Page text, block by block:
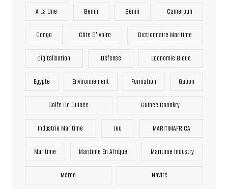
A La Une Bénin Bénin Cameroun
Congo Côte D'Ivoire Dictionnaire Maritime
Digitalisation Défense Economie Bleue
Egypte Environnement Formation Gabon
Golfe De Guinée Guinée Conakry
Industrie Maritime Jeu MARITIMAFRICA
Maritime Maritime En Afrique Maritime Industry
Maroc Navire